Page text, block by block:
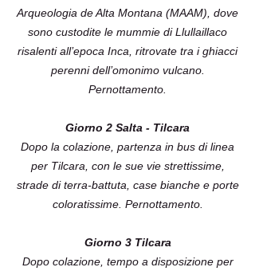
Arqueologia de Alta Montana (MAAM), dove
sono custodite le mummie di Llullaillaco
risalenti all’epoca Inca, ritrovate tra i ghiacci
perenni dell’omonimo vulcano.
Pernottamento.
Giorno 2 Salta - Tilcara
Dopo la colazione, partenza in bus di linea
per Tilcara, con le sue vie strettissime,
strade di terra-battuta, case bianche e porte
coloratissime. Pernottamento.
Giorno 3 Tilcara
Dopo colazione, tempo a disposizione per